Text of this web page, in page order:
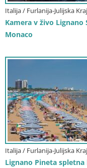
Italija / Furlanija-Julijska
Kamera v živo Lignano
Monaco
Italija / Furlanija-Julijska
Lignano Pineta spletna